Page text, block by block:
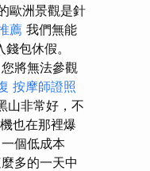
歐洲景觀是針
薦 我們無能
包休假。
將無法參觀
按摩師證照
山非常好，不
也在那裡爆
個低成本
多的一天中